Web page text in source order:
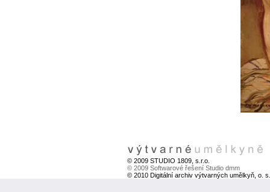
© 2009 STUDIO 1809, s.r.o.
© 2009 Softwarové řešení Studio dmm
© 2010 Digitální archiv výtvarných umělkyň, o. s.